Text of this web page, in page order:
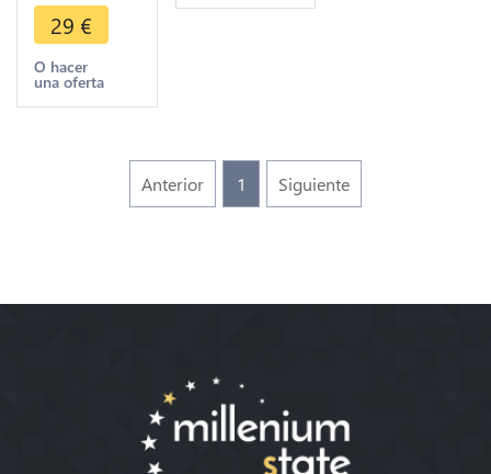
Elizabeth II
Franklin
Mint 1975
BE Proof PF
29 €
O hacer
una oferta
Anterior 1 Siguiente